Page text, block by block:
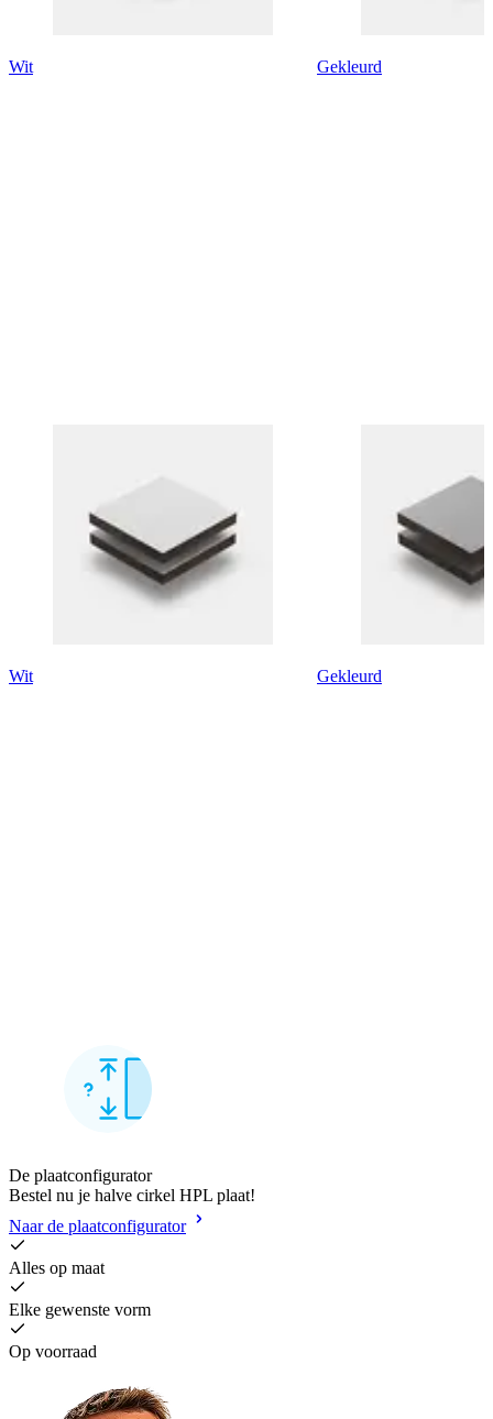
Wit Gekleurd
Wit Gekleurd
De plaatconfigurator
Bestel nu je halve cirkel HPL plaat!
Naar de plaatconfigurator
Alles op maat
Elke gewenste vorm
Op voorraad